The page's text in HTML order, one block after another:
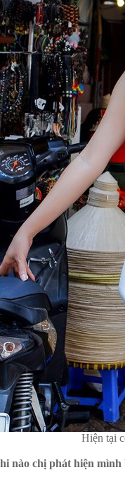
Hiện tại
nào chị phát hiện mình